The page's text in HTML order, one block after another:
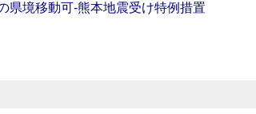
県境移動可‐熊本地震受け特例措置